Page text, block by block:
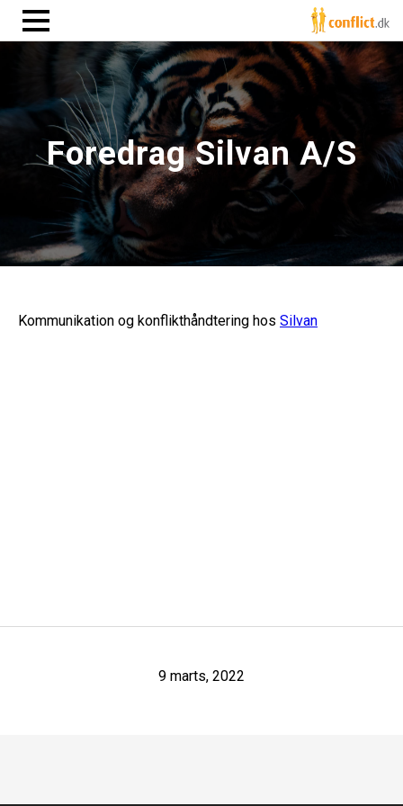
Foredrag Silvan A/S
Kommunikation og konflikthåndtering hos Silvan
9 marts, 2022